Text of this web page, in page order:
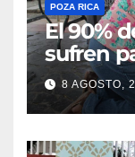
POZA RICA
El 90%
sufren
8 AGOSTO,